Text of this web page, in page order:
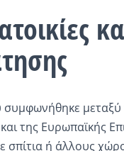
της Ευρωπαϊκής
σπίτια ή άλλους